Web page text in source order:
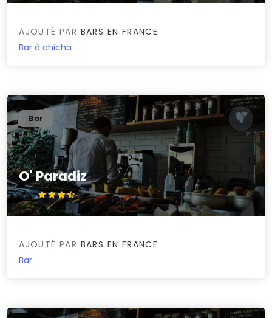
AJOUTÉ PAR BARS EN FRANCE
Bar à chicha
O' Paradiz
3.8/5
Bar
AJOUTÉ PAR BARS EN FRANCE
Bar